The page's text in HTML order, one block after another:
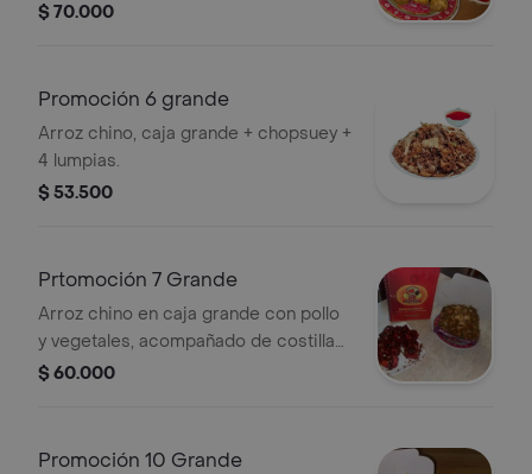
$ 70.000
Promoción 6 grande
Arroz chino, caja grande + chopsuey +
4 lumpias.
$ 53.500
Prtomoción 7 Grande
Arroz chino en caja grande con pollo
y vegetales, acompañado de costillas
BBQ.
$ 60.000
Promoción 10 Grande